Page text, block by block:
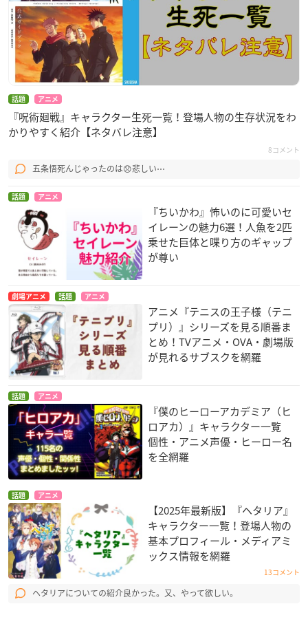
話題 アニメ
『呪術廻戦』キャラクター生死一覧！登場人物の生存状況をわ
かりやすく紹介【ネタバレ注意】
8コメント
五条悟死んじゃったのは😞悲しい⋯
話題 アニメ
『ちいかわ』怖いのに可愛いセ
イレーンの魅力6選！人魚を2匹
乗せた巨体と喋り方のギャップ
が尊い
劇場アニメ 話題 アニメ
アニメ『テニスの王子様（テニ
プリ）』シリーズを見る順番ま
とめ！TVアニメ・OVA・劇場版
が見れるサブスクを網羅
話題 アニメ
『僕のヒーローアカデミア（ヒ
ロアカ）』キャラクター一覧
個性・アニメ声優・ヒーロー名
を全網羅
話題 アニメ
【2025年最新版】『ヘタリア』
キャラクター一覧！登場人物の
基本プロフィール・メディアミ
ックス情報を網羅
13コメント
ヘタリアについての紹介良かった。又、やって欲しい。